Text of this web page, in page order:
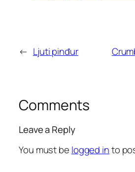
← Ljuti pinđur
Comments
Leave a Reply
You must be logged into